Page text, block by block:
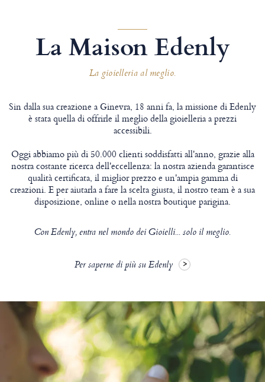
La Maison Edenly
La gioielleria al meglio.
Sin dalla sua creazione a Ginevra, 18 anni fa, la missione di Edenly
è stata quella di offrirle il meglio della gioielleria a prezzi
accessibili.
Oggi abbiamo più di 50.000 clienti soddisfatti all'anno, grazie alla
nostra costante ricerca dell'eccellenza: la nostra azienda garantisce
qualità certificata, il miglior prezzo e un'ampia gamma di
creazioni. E per aiutarla a fare la scelta giusta, il nostro team è a sua
disposizione, online o nella nostra boutique parigina.
Con Edenly, entra nel mondo dei Gioielli... solo il meglio.
Per saperne di più su Edenly